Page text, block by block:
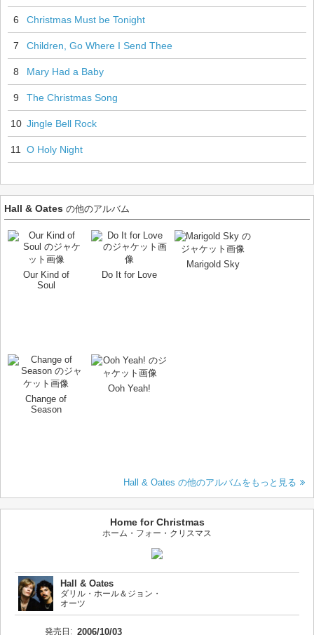
6 Christmas Must be Tonight
7 Children, Go Where I Send Thee
8 Mary Had a Baby
9 The Christmas Song
10 Jingle Bell Rock
11 O Holy Night
Hall & Oates の他のアルバム
Our Kind of
Soul
Do It for Love
Marigold Sky
Change of
Season
Ooh Yeah!
Hall & Oates の他のアルバムをもっと見る
Home for Christmas
ホーム・フォー・クリスマス
Hall & Oates
ダリル・ホール＆ジョン・
オーツ
発売日: 2006/10/03